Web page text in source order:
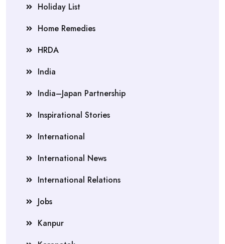
Holiday List
Home Remedies
HRDA
India
India–Japan Partnership
Inspirational Stories
International
International News
International Relations
Jobs
Kanpur